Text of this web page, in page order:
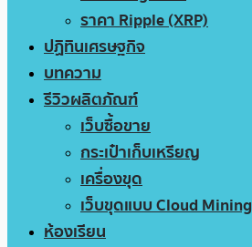
ราคา Ripple (XRP)
ปฏิทินเศรษฐกิจ
บทความ
รีวิวผลิตภัณฑ์
เว็บซื้อขาย
กระเป๋าเก็บเหรียญ
เครื่องขุด
เว็บขุดแบบ Cloud Mining
ห้องเรียน